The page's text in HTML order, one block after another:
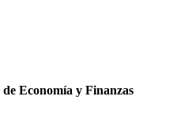
Economía y Finanzas